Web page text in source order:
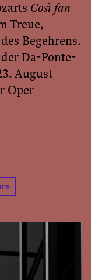
Così fan
Treue,
Begehrens.
Da-Ponte-
August
Oper